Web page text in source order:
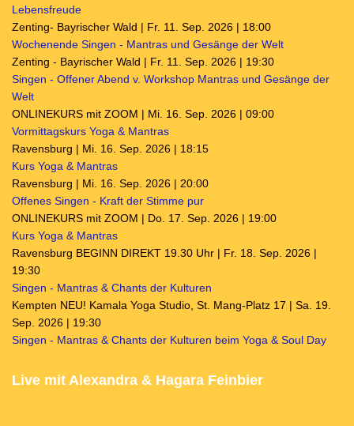
Lebensfreude
Zenting- Bayrischer Wald | Fr. 11. Sep. 2026 | 18:00
Wochenende Singen - Mantras und Gesänge der Welt
Zenting - Bayrischer Wald | Fr. 11. Sep. 2026 | 19:30
Singen - Offener Abend v. Workshop Mantras und Gesänge der
Welt
ONLINEKURS mit ZOOM | Mi. 16. Sep. 2026 | 09:00
Vormittagskurs Yoga & Mantras
Ravensburg | Mi. 16. Sep. 2026 | 18:15
Kurs Yoga & Mantras
Ravensburg | Mi. 16. Sep. 2026 | 20:00
Offenes Singen - Kraft der Stimme pur
ONLINEKURS mit ZOOM | Do. 17. Sep. 2026 | 19:00
Kurs Yoga & Mantras
Ravensburg BEGINN DIREKT 19.30 Uhr | Fr. 18. Sep. 2026 |
19:30
Singen - Mantras & Chants der Kulturen
Kempten NEU! Kamala Yoga Studio, St. Mang-Platz 17 | Sa. 19.
Sep. 2026 | 19:30
Singen - Mantras & Chants der Kulturen beim Yoga & Soul Day
Live mit Alexandra & Hagara Feinbier